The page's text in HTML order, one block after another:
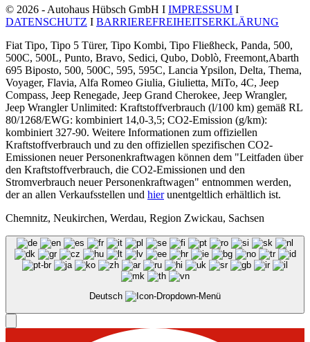
© 2026 - Autohaus Hübsch GmbH I IMPRESSUM I
DATENSCHUTZ I BARRIEREFREIHEITSERKLÄRUNG
Fiat Tipo, Tipo 5 Türer, Tipo Kombi, Tipo Fließheck, Panda, 500,
500C, 500L, Punto, Bravo, Sedici, Qubo, Doblò, Freemont,Abarth
695 Biposto, 500, 500C, 595, 595C, Lancia Ypsilon, Delta, Thema,
Voyager, Flavia, Alfa Romeo Giulia, Giulietta, MiTo, 4C, Jeep
Compass, Jeep Renegade, Jeep Grand Cherokee, Jeep Wrangler,
Jeep Wrangler Unlimited: Kraftstoffverbrauch (l/100 km) gemäß RL
80/1268/EWG: kombiniert 14,0-3,5; CO2-Emission (g/km):
kombiniert 327-90. Weitere Informationen zum offiziellen
Kraftstoffverbrauch und zu den offiziellen spezifischen CO2-
Emissionen neuer Personenkraftwagen können dem "Leitfaden über
den Kraftstoffverbrauch, die CO2-Emissionen und den
Stromverbrauch neuer Personenkraftwagen" entnommen werden,
der an allen Verkaufsstellen und hierunentgeltlich erhältlich ist.
Chemnitz, Neukirchen, Werdau, Region Zwickau, Sachsen
Deutsch